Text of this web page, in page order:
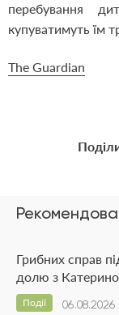
перебування
купуватимуть їм
The Guardian
Грибних справ
долю з
06.08.2026
Події